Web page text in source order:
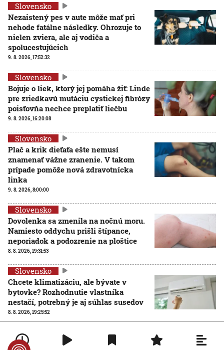
Slovensko
Nezaistený pes v aute môže mať pri
nehode fatálne následky. Ohrozuje to
nielen zviera, ale aj vodiča a
spolucestujúcich
9. 8. 2026, 17:52:32
Slovensko
Bojuje o liek, ktorý jej pomáha žiť: Linde
pre zriedkavú mutáciu cystickej fibrózy
poisťovňa nechce preplatiť liečbu
9. 8. 2026, 16:20:08
Slovensko
Plač a krik dieťaťa ešte nemusí
znamenať vážne zranenie. V takom
prípade pomôže nová zdravotnícka
linka
9. 8. 2026, 8:00:00
Slovensko
Dovolenka sa zmenila na nočnú moru.
Namiesto oddychu prišli štípance,
neporiadok a podozrenie na ploštice
8. 8. 2026, 19:31:53
Slovensko
Chcete klimatizáciu, ale bývate v
bytovke? Rozhodnutie vlastníka
nestačí, potrebný je aj súhlas susedov
8. 8. 2026, 19:25:52